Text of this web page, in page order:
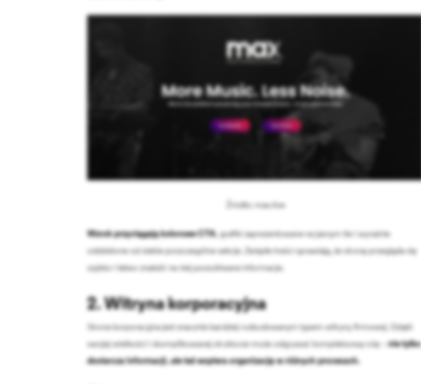
Źródło: max.live
Wzrok przyciągają kolorowe CTA
, grafiki zaprezentowane na jasnym tle i wyraźnie
oddzielone od siebie poszczególne sekcje. Zwięzłe treści sprawiają, że stronę przegląda się
szybko i łatwo znaleźć na niej poszukiwane informacje.
2. Witryna korporacyjna
Strona korporacyjna jest znacznie bardziej rozbudowanym typem witryny firmowej. Dzięki
swojej wielkości i skomplikowanej strukturze może odgrywać kompleksową rolę –
nie tylko
dostarcza informacji, ale też wspiera organizację w różnych procesach.